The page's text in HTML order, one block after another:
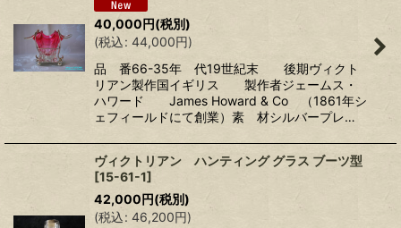
40,000円(税別)
(税込: 44,000円)
品 番66-35年 代19世紀末 後期ヴィクト
リアン製作国イギリス 製作者ジェームス・
ハワード James Howard & Co （1861年シ
ェフィールドにて創業）素 材シルバープレ…
ヴィクトリアン ハンティング グラス ブーツ型
[15-61-1]
42,000円(税別)
(税込: 46,200円)